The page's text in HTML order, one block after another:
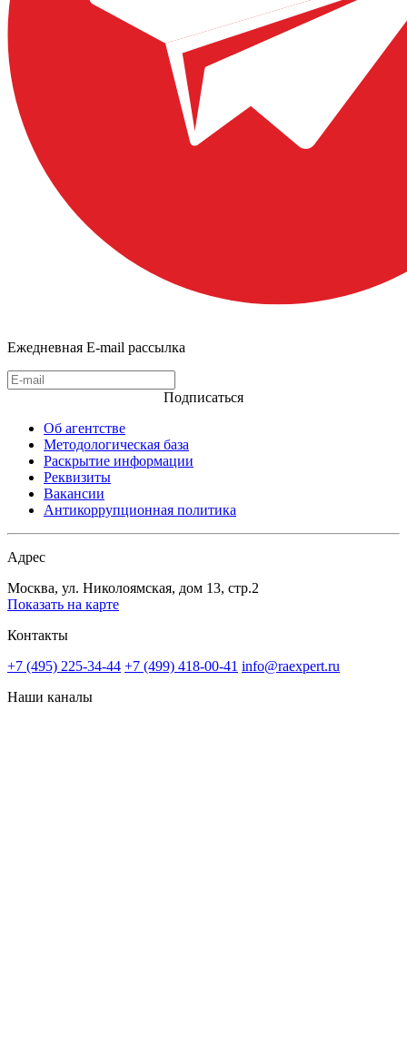
Ежедневная E-mail рассылка
Подписаться
Об агентстве
Методологическая база
Раскрытие информации
Реквизиты
Вакансии
Антикоррупционная политика
Адрес
Москва, ул. Николоямская, дом 13, стр.2
Показать на карте
Контакты
+7 (495) 225-34-44 +7 (499) 418-00-41 info@raexpert.ru
Наши каналы